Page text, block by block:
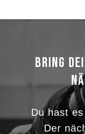
BRING
Du hast
Der